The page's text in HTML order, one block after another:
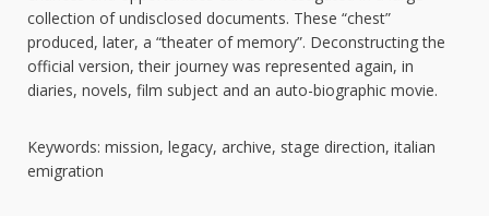
collection of undisclosed documents. These “chest”
produced, later, a “theater of memory”. Deconstructing the
official version, their journey was represented again, in
diaries, novels, film subject and an auto-biographic movie.
Keywords: mission, legacy, archive, stage direction, italian
emigration